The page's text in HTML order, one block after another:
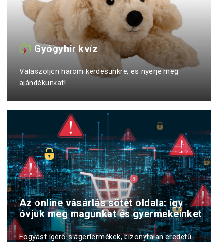
Gyógyhír kvíz
Válaszoljon három kérdésünkre, és nyerje meg
ajándékunkat!
Az online vásárlás sötét oldala: így
óvjuk meg magunkat és gyermekeinket
Fogyást ígérő slágertermékek, bizonytalan eredetű